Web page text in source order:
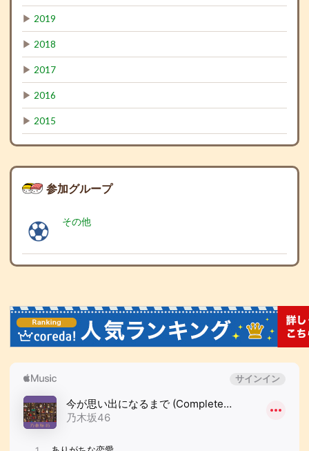
▶ 2019
▶ 2018
▶ 2017
▶ 2016
▶ 2015
参加グループ
その他